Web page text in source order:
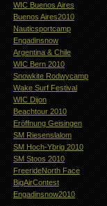
WIC Buenos Aires
Buenos Aires2010
Nauticsportcamp
Engadinsnow
Argentina & Chile
WIC Bern 2010
Snowkite Rodwycamp
Wake Surf Festival
WIC Dijon
Beachtour 2010
Eröffnung Geisingen
SM Riesenslalom
SM Hoch-Ybrig 2010
SM Stoos 2010
FreerideNorth Face
BigAirContest
Engadinsnow2010